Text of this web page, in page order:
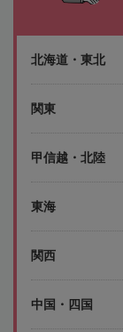
北海道・東北
関東
甲信越・北陸
東海
関西
中国・四国